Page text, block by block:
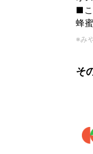
■こ
蜂
※み
そ